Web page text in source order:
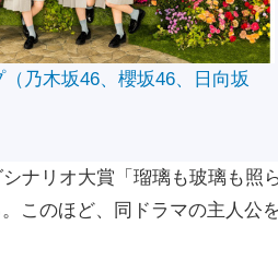
（乃木坂46、櫻坂46、日向坂
ナリオ大賞「瑠璃も玻璃も照
このほど、同ドラマの主人公